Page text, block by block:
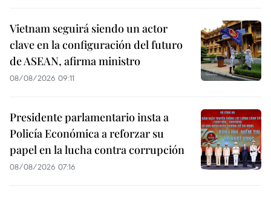
Vietnam seguirá siendo un actor
clave en la configuración del futuro
de ASEAN, afirma ministro
08/08/2026 09:11
Presidente parlamentario insta a
Policía Económica a reforzar su
papel en la lucha contra corrupción
08/08/2026 07:16